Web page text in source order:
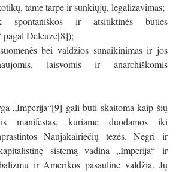
tame tarpe ir sunkiųjų, legalizavimas;
spontaniškos ir atsitiktinės būties
pagal Deleuze[8]);
bei valdžios sunaikinimas ir jos
laisvomis ir anarchiškomis
„Imperija“[9] gali būti skaitoma kaip šių
manifestas, kuriame duodamos iki
Naujakairiečių tezės. Negri ir
sistemą vadina „Imperija“ ir
ir Amerikos pasauline valdžia. Jų